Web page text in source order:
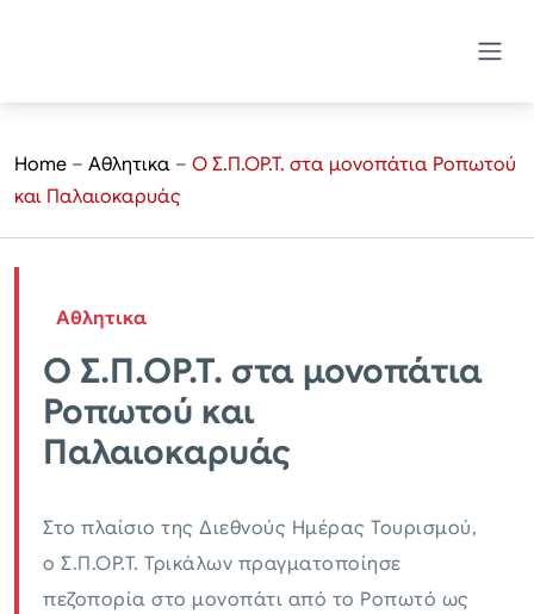
Home – Αθλητικα – Ο Σ.Π.ΟΡ.Τ. στα μονοπάτια Ροπωτού
και Παλαιοκαρυάς
Αθλητικα
Ο Σ.Π.ΟΡ.Τ. στα μονοπάτια
Ροπωτού και
Παλαιοκαρυάς
Στο πλαίσιο της Διεθνούς Ημέρας Τουρισμού,
ο Σ.Π.ΟΡ.Τ. Τρικάλων πραγματοποίησε
πεζοπορία στο μονοπάτι από το Ροπωτό ως